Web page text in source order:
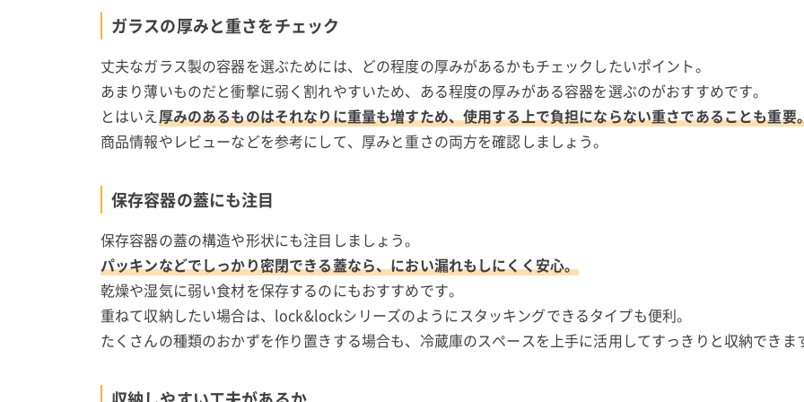
ガラスの厚みと重さをチェック
丈夫なガラス製の容器を選ぶためには、どの程度の厚みがあるかもチェックしたいポイント。
あまり薄いものだと衝撃に弱く割れやすいため、ある程度の厚みがある容器を選ぶのがおすすめです。
とはいえ厚みのあるものはそれなりに重量も増すため、使用する上で負担にならない重さであることも重要
商品情報やレビューなどを参考にして、厚みと重さの両方を確認しましょう。
保存容器の蓋にも注目
保存容器の蓋の構造や形状にも注目しましょう。
パッキンなどでしっかり密閉できる蓋なら、におい漏れもしにくく安心。
乾燥や湿気に弱い食材を保存するのにもおすすめです。
重ねて収納したい場合は、lock&lockシリーズのようにスタッキングできるタイプも便利。
たくさんの種類のおかずを作り置きする場合も、冷蔵庫のスペースを上手に活用してすっきりと収納できま